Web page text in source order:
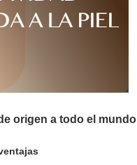
origen a todo el mundo